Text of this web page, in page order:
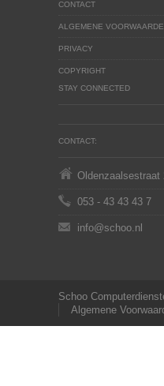
CONTACT
ALGEMENE
PRIVACY
COPYRIGHT
STAY CONNECTED
CONTACT:
Oldenzaalsestraat
053 - 43 43 43 7
info@schoo.nl
Schoo
Algemene